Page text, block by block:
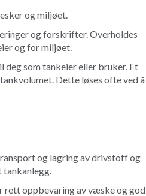
og miljøet.
og forskrifter. Overholdes
og for miljøet.
som tankeier eller bruker. Et
Dette løses ofte ved å
og lagring av drivstoff og
rett oppbevaring av væske og god